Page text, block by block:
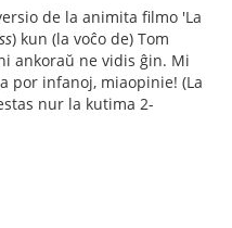
de la animita filmo 'La
) kun (la voĉo de) Tom
ankoraŭ ne vidis ĝin. Mi
por infanoj, miaopinie! (La
nur la kutima 2-